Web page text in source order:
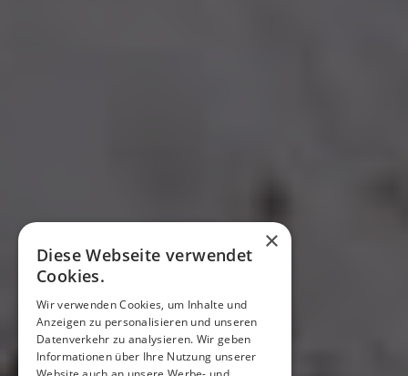
×
Diese Webseite verwendet
Cookies.
Wir verwenden Cookies, um Inhalte und
Anzeigen zu personalisieren und unseren
Datenverkehr zu analysieren. Wir geben
Informationen über Ihre Nutzung unserer